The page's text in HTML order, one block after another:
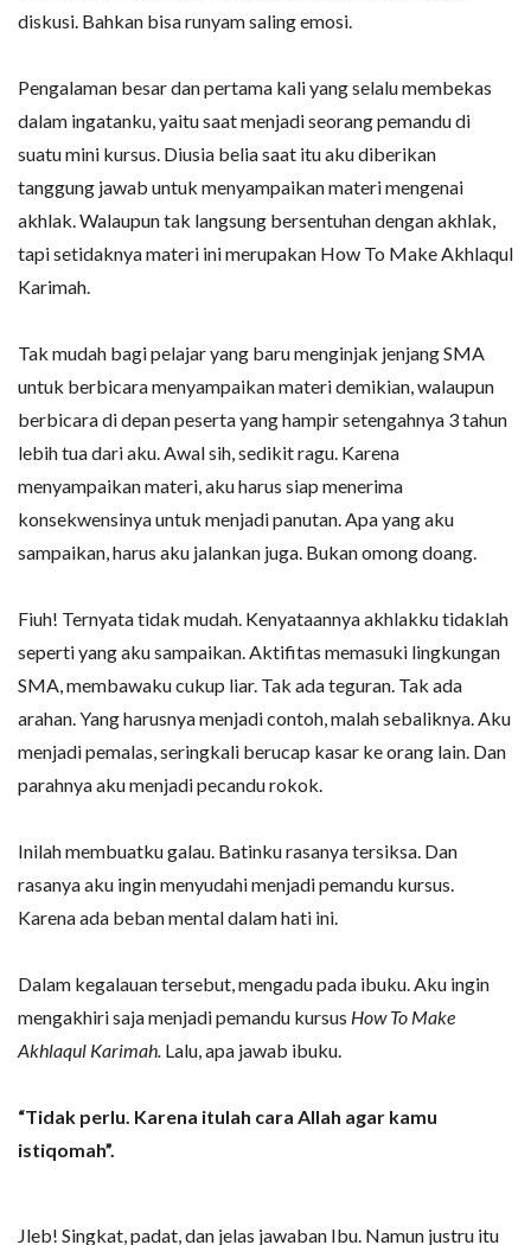
diskusi. Bahkan bisa runyam saling emosi.
Pengalaman besar dan pertama kali yang selalu membekas
dalam ingatanku, yaitu saat menjadi seorang pemandu di
suatu mini kursus. Diusia belia saat itu aku diberikan
tanggung jawab untuk menyampaikan materi mengenai
akhlak. Walaupun tak langsung bersentuhan dengan akhlak,
tapi setidaknya materi ini merupakan How To Make Akhlaqul
Karimah.
Tak mudah bagi pelajar yang baru menginjak jenjang SMA
untuk berbicara menyampaikan materi demikian, walaupun
berbicara di depan peserta yang hampir setengahnya 3 tahun
lebih tua dari aku. Awal sih, sedikit ragu. Karena
menyampaikan materi, aku harus siap menerima
konsekwensinya untuk menjadi panutan. Apa yang aku
sampaikan, harus aku jalankan juga. Bukan omong doang.
Fiuh! Ternyata tidak mudah. Kenyataannya akhlakku tidaklah
seperti yang aku sampaikan. Aktifitas memasuki lingkungan
SMA, membawaku cukup liar. Tak ada teguran. Tak ada
arahan. Yang harusnya menjadi contoh, malah sebaliknya. Aku
menjadi pemalas, seringkali berucap kasar ke orang lain. Dan
parahnya aku menjadi pecandu rokok.
Inilah membuatku galau. Batinku rasanya tersiksa. Dan
rasanya aku ingin menyudahi menjadi pemandu kursus.
Karena ada beban mental dalam hati ini.
Dalam kegalauan tersebut, mengadu pada ibuku. Aku ingin
mengakhiri saja menjadi pemandu kursus How To Make
Akhlaqul Karimah. Lalu, apa jawab ibuku.
“Tidak perlu. Karena itulah cara Allah agar kamu
istiqomah”.
Jleb! Singkat, padat, dan jelas jawaban Ibu. Namun justru itu